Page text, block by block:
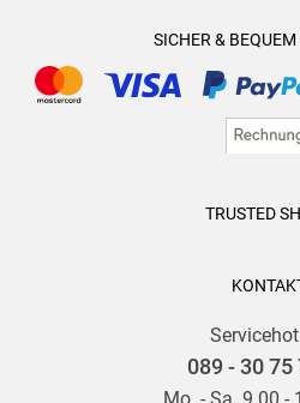
SICHER &
TRUSTED
089 - 30 75
Mo. - Sa. 9.00 -